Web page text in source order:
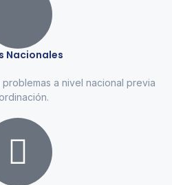
Nacionales
a nivel nacional previa